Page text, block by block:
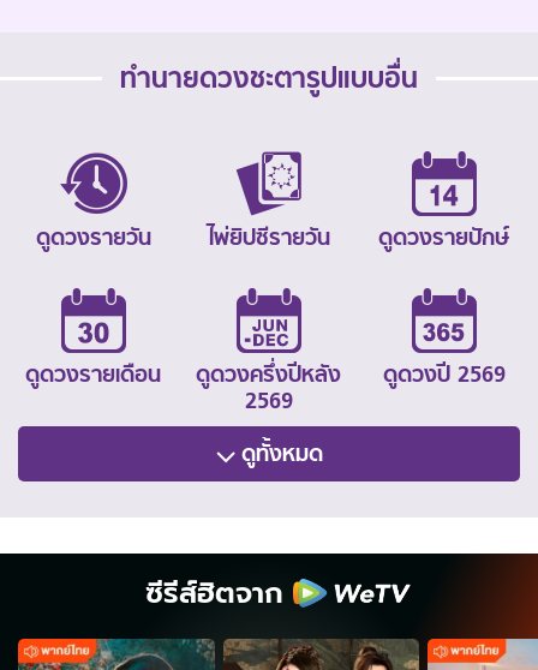
ทำนายดวงชะตารูปแบบอื่น
ดูดวงรายวัน ไพ่ยิปซีรายวัน ดูดวงรายปักษ์
ดูดวงรายเดือน
ดูดวงครึ่งปีหลัง
2569
ดูดวงปี 2569
ดูทั้งหมด
ซีรีส์ฮิตจาก